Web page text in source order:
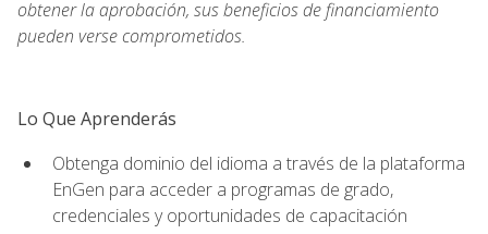
obtener la aprobación, sus beneficios de financiamiento
pueden verse comprometidos.
Lo Que Aprenderás
Obtenga dominio del idioma a través de la plataforma
EnGen para acceder a programas de grado,
credenciales y oportunidades de capacitación